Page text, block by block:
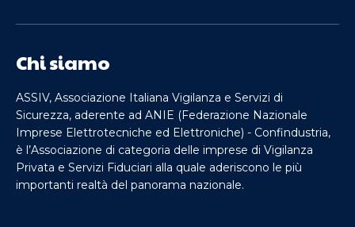
Chi siamo
ASSIV, Associazione Italiana Vigilanza e Servizi di
Sicurezza, aderente ad ANIE (Federazione Nazionale
Imprese Elettrotecniche ed Elettroniche) - Confindustria,
è l’Associazione di categoria delle imprese di Vigilanza
Privata e Servizi Fiduciari alla quale aderiscono le più
importanti realtà del panorama nazionale.